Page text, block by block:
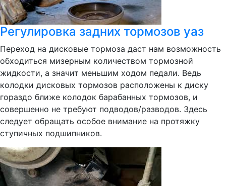
Регулировка задних тормозов уаз
Переход на дисковые тормоза даст нам возможность
обходиться мизерным количеством тормозной
жидкости, а значит меньшим ходом педали. Ведь
колодки дисковых тормозов расположены к диску
гораздо ближе колодок барабанных тормозов, и
совершенно не требуют подводов/разводов. Здесь
следует обращать особое внимание на протяжку
ступичных подшипников.